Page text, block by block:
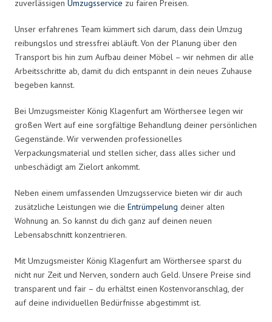
zuverlässigen Umzugsservice zu fairen Preisen.
Unser erfahrenes Team kümmert sich darum, dass dein Umzug
reibungslos und stressfrei abläuft. Von der Planung über den
Transport bis hin zum Aufbau deiner Möbel – wir nehmen dir alle
Arbeitsschritte ab, damit du dich entspannt in dein neues Zuhause
begeben kannst.
Bei Umzugsmeister König Klagenfurt am Wörthersee legen wir
großen Wert auf eine sorgfältige Behandlung deiner persönlichen
Gegenstände. Wir verwenden professionelles
Verpackungsmaterial und stellen sicher, dass alles sicher und
unbeschädigt am Zielort ankommt.
Neben einem umfassenden Umzugsservice bieten wir dir auch
zusätzliche Leistungen wie die Entrümpelung deiner alten
Wohnung an. So kannst du dich ganz auf deinen neuen
Lebensabschnitt konzentrieren.
Mit Umzugsmeister König Klagenfurt am Wörthersee sparst du
nicht nur Zeit und Nerven, sondern auch Geld. Unsere Preise sind
transparent und fair – du erhältst einen Kostenvoranschlag, der
auf deine individuellen Bedürfnisse abgestimmt ist.